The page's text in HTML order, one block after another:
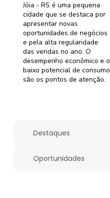
Jóia - RS é uma pequena
cidade que se destaca por
apresentar novas
oportunidades de negócios
e pela alta regularidade
das vendas no ano. O
desempenho econômico e o
baixo potencial de consumo
são os pontos de atenção.
Destaques
Oportunidades